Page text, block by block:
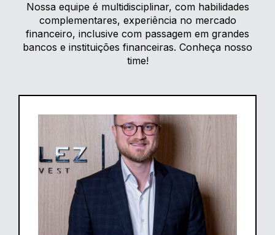
Nossa equipe é multidisciplinar, com habilidades
complementares, experiência no mercado
financeiro, inclusive com passagem em grandes
bancos e instituições financeiras. Conheça nosso
time!